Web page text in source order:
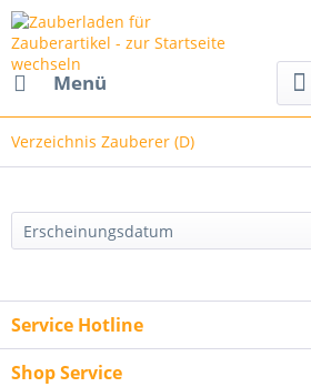
Menü
Verzeichnis Zauberer (D)
Service Hotline
Shop Service